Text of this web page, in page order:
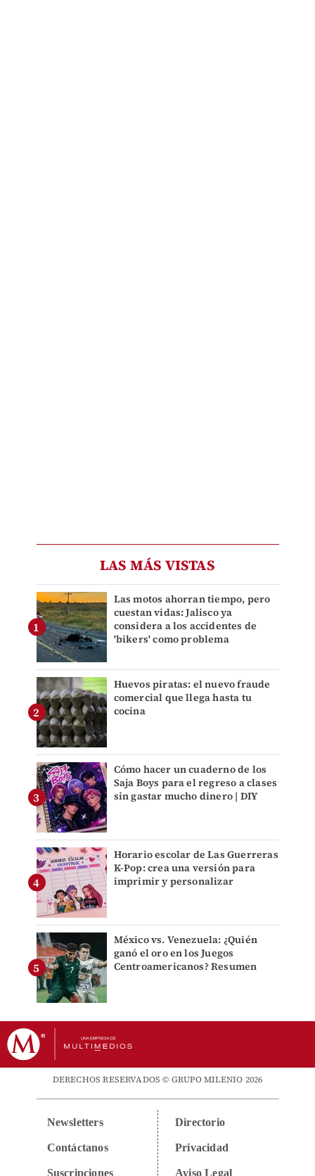
LAS MÁS VISTAS
Las motos ahorran tiempo, pero
cuestan vidas: Jalisco ya
considera a los accidentes de
'bikers' como problema
Huevos piratas: el nuevo fraude
comercial que llega hasta tu
cocina
Cómo hacer un cuaderno de los
Saja Boys para el regreso a clases
sin gastar mucho dinero | DIY
Horario escolar de Las Guerreras
K-Pop: crea una versión para
imprimir y personalizar
México vs. Venezuela: ¿Quién
ganó el oro en los Juegos
Centroamericanos? Resumen
DERECHOS RESERVADOS © GRUPO MILENIO 2026
Newsletters
Contáctanos
Suscripciones
Directorio
Privacidad
Aviso Legal